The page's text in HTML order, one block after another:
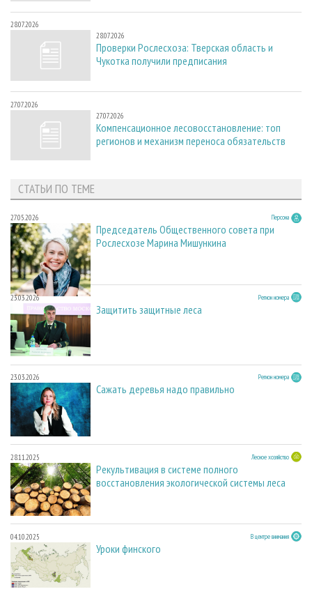
28.07.2026
28.07.2026
Проверки Рослесхоза: Тверская область и
Чукотка получили предписания
27.07.2026
27.07.2026
Компенсационное лесовосстановление: топ
регионов и механизм переноса обязательств
СТАТЬИ ПО ТЕМЕ
27.05.2026 Персона
Председатель Общественного совета при
Рослесхозе Марина Мишункина
23.03.2026 Регион номера
Защитить защитные леса
23.03.2026 Регион номера
Сажать деревья надо правильно
28.11.2025 Лесное хозяйство
Рекультивация в системе полного
восстановления экологической системы леса
04.10.2025 В центре внимания
Уроки финского